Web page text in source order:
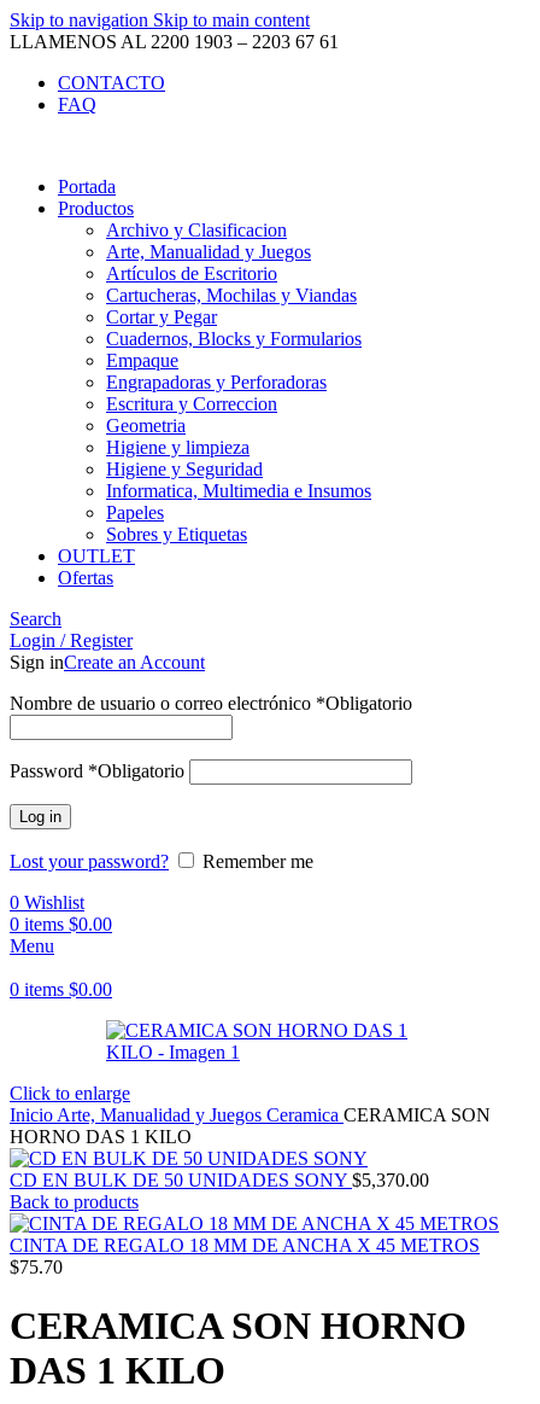
Skip to navigation Skip to main content
LLAMENOS AL 2200 1903 – 2203 67 61
CONTACTO
FAQ
Portada
Productos
Archivo y Clasificacion
Arte, Manualidad y Juegos
Artículos de Escritorio
Cartucheras, Mochilas y Viandas
Cortar y Pegar
Cuadernos, Blocks y Formularios
Empaque
Engrapadoras y Perforadoras
Escritura y Correccion
Geometria
Higiene y limpieza
Higiene y Seguridad
Informatica, Multimedia e Insumos
Papeles
Sobres y Etiquetas
OUTLET
Ofertas
Search
Login / Register
Sign inCreate an Account
Nombre de usuario o correo electrónico *Obligatorio
Password *Obligatorio
Log in
Lost your password?
Remember me
0 Wishlist
0 items $0.00
Menu
0 items $0.00
Click to enlarge
Inicio Arte, Manualidad y Juegos Ceramica CERAMICA SON
HORNO DAS 1 KILO
CD EN BULK DE 50 UNIDADES SONY $5,370.00
Back to products
CINTA DE REGALO 18 MM DE ANCHA X 45 METROS
$75.70
CERAMICA SON HORNO
DAS 1 KILO